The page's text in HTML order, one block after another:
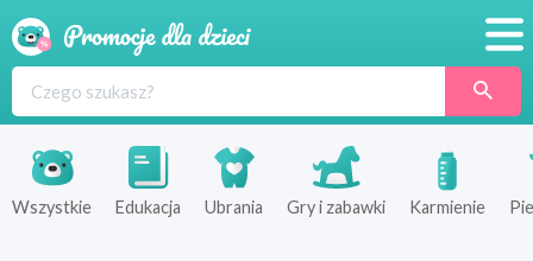
Produkty
Sklepy
Wszystkie Edukacja Ubrania Gry i zabawki Karmienie